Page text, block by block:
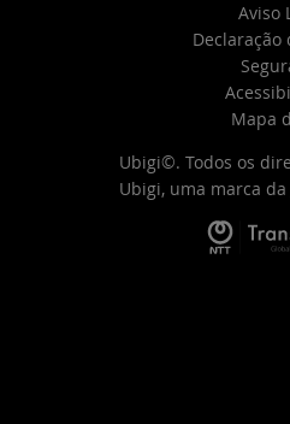
Aviso
Declaração
Mapa
Ubigi©. Todos os
Ubigi, uma marca da